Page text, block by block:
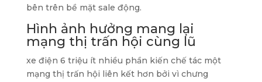
bên trên bề mặt sale động.
Hình ảnh hưởng mang lại
mạng thị trấn hội cùng lũ
xe điện 6 triệu ít nhiều phần kiến chế tác một
mạng thị trấn hội liên kết hơn bởi vì chưng